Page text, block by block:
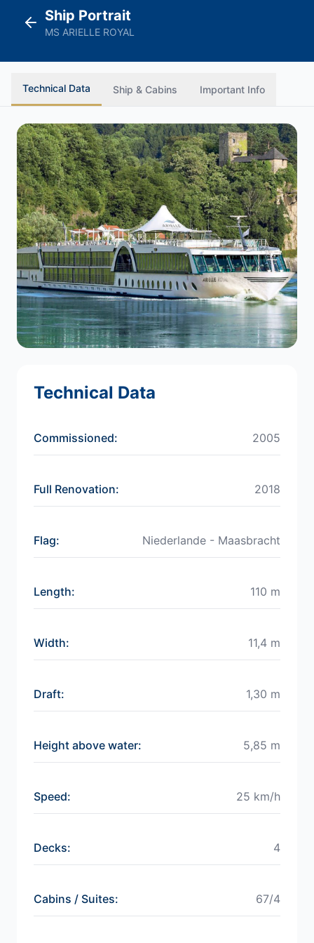
Ship Portrait
MS ARIELLE ROYAL
Technical Data Ship & Cabins Important Info
Technical Data
Commissioned: 2005
Full Renovation: 2018
Flag: Niederlande - Maasbracht
Length: 110 m
Width: 11,4 m
Draft: 1,30 m
Height above water: 5,85 m
Speed: 25 km/h
Decks: 4
Cabins / Suites: 67/4